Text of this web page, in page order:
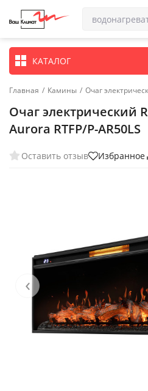
КАТАЛОГ
Главная / Камины / Очаг
Очаг электрический
Aurora RTFP/P-AR50LS
Оставить отзыв Избранное
‹